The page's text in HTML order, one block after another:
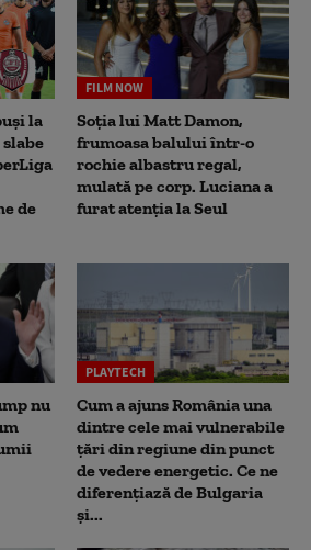
la
de
FILM NOW
Soția lui Matt Damon,
frumoasa balului într-o
rochie albastru regal,
mulată pe corp. Luciana a
furat atenția la Seul
nu
PLAYTECH
Cum a ajuns România una
dintre cele mai vulnerabile
țări din regiune din punct
de vedere energetic. Ce ne
diferențiază de Bulgaria
și...